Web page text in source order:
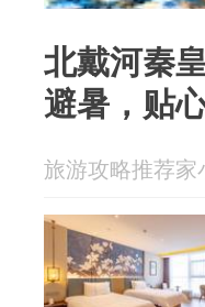
北戴河秦
避暑，贴
旅游攻略推荐家